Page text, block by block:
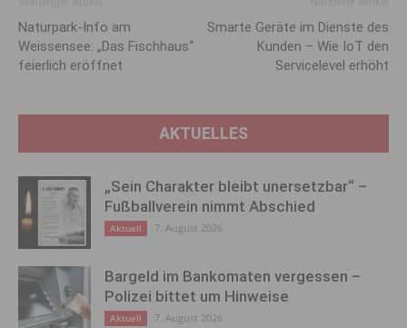
Naturpark-Info am
Weissensee: „Das Fischhaus“
feierlich eröffnet
Smarte Geräte im Dienste des
Kunden – Wie IoT den
Servicelevel erhöht
AKTUELLES
„Sein Charakter bleibt unersetzbar“ –
Fußballverein nimmt Abschied
Aktuell 7. August 2026
Bargeld im Bankomaten vergessen –
Polizei bittet um Hinweise
Aktuell 7. August 2026